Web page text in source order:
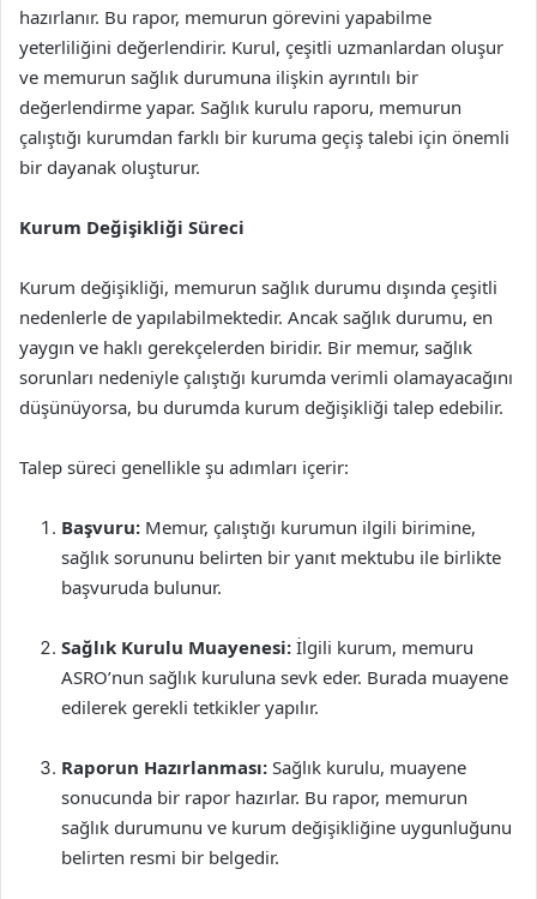
hazırlanır. Bu rapor, memurun görevini yapabilme
yeterliliğini değerlendirir. Kurul, çeşitli uzmanlardan oluşur
ve memurun sağlık durumuna ilişkin ayrıntılı bir
değerlendirme yapar. Sağlık kurulu raporu, memurun
çalıştığı kurumdan farklı bir kuruma geçiş talebi için önemli
bir dayanak oluşturur.
Kurum Değişikliği Süreci
Kurum değişikliği, memurun sağlık durumu dışında çeşitli
nedenlerle de yapılabilmektedir. Ancak sağlık durumu, en
yaygın ve haklı gerekçelerden biridir. Bir memur, sağlık
sorunları nedeniyle çalıştığı kurumda verimli olamayacağını
düşünüyorsa, bu durumda kurum değişikliği talep edebilir.
Talep süreci genellikle şu adımları içerir:
Başvuru: Memur, çalıştığı kurumun ilgili birimine,
sağlık sorununu belirten bir yanıt mektubu ile birlikte
başvuruda bulunur.
Sağlık Kurulu Muayenesi: İlgili kurum, memuru
ASRO’nun sağlık kuruluna sevk eder. Burada muayene
edilerek gerekli tetkikler yapılır.
Raporun Hazırlanması: Sağlık kurulu, muayene
sonucunda bir rapor hazırlar. Bu rapor, memurun
sağlık durumunu ve kurum değişikliğine uygunluğunu
belirten resmi bir belgedir.